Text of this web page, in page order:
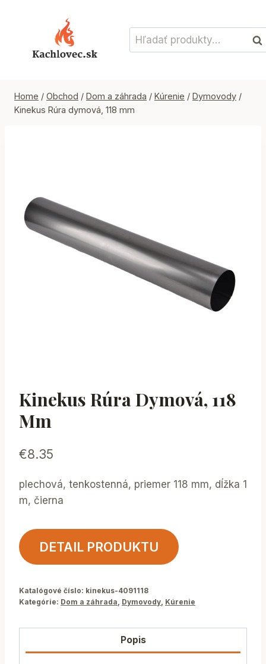
Hľadať:
Home / Obchod / Dom a záhrada / Kúrenie / Dymovody /
Kinekus Rúra dymová, 118 mm
Kinekus Rúra Dymová, 118
Mm
€8.35
plechová, tenkostenná, priemer 118 mm, dĺžka 1
m, čierna
DETAIL PRODUKTU
Katalógové číslo: kinekus-4091118
Kategórie: Dom a záhrada, Dymovody, Kúrenie
Popis